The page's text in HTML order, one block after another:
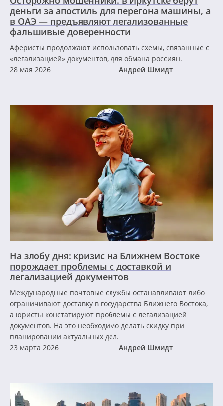
деньги за апостиль для перегона машины, а
в ОАЭ — предъявляют легализованные
фальшивые доверенности
Аферисты продолжают использовать схемы, связанные с
«легализацией» документов, для обмана россиян.
28 мая 2026
Андрей Шмидт
На злобу дня: кризис на Ближнем Востоке
порождает проблемы с доставкой и
легализацией документов
Международные почтовые службы останавливают либо
ограничивают доставку в государства Ближнего Востока,
а юристы констатируют проблемы с легализацией
документов. На это необходимо делать скидку при
планировании актуальных дел.
23 марта 2026
Андрей Шмидт